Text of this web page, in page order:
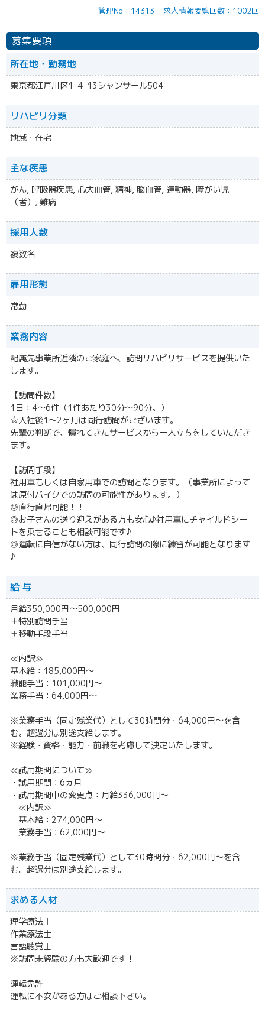
管理No：14313 求人情報閲覧回数：1002回
募集要項
所在地・勤務地
東京都江戸川区1-4-13シャンサール504
リハビリ分類
地域・在宅
主な疾患
がん, 呼吸器疾患, 心大血管, 精神, 脳血管, 運動器, 障がい児
（者）, 難病
採用人数
複数名
雇用形態
常勤
業務内容
配属先事業所近隣のご家庭へ、訪問リハビリサービスを提供いた
します。
【訪問件数】
1日：4～6件（1件あたり30分～90分。）
☆入社後1～2ヶ月は同行訪問がございます。
先輩の判断で、慣れてきたサービスから一人立ちをしていただき
ます。
【訪問手段】
社用車もしくは自家用車での訪問となります。（事業所によって
は原付バイクでの訪問の可能性があります。）
◎直行直帰可能！！
◎お子さんの送り迎えがある方も安心♪社用車にチャイルドシー
トを乗せることも相談可能です♪
◎運転に自信がない方は、同行訪問の際に練習が可能となります
♪
給 与
月給350,000円～500,000円
＋特別訪問手当
＋移動手段手当
≪内訳≫
基本給：185,000円～
職能手当：101,000円～
業務手当：64,000円～
※業務手当（固定残業代）として30時間分・64,000円～を含
む。超過分は別途支給します。
※経験・資格・能力・前職を考慮して決定いたします。
≪試用期間について≫
・試用期間：6ヵ月
・試用期間中の変更点：月給336,000円～
≪内訳≫
基本給：274,000円～
業務手当：62,000円～
※業務手当（固定残業代）として30時間分・62,000円～を含
む。超過分は別途支給します。
求める人材
理学療法士
作業療法士
言語聴覚士
※訪問未経験の方も大歓迎です！
運転免許
運転に不安がある方はご相談下さい。